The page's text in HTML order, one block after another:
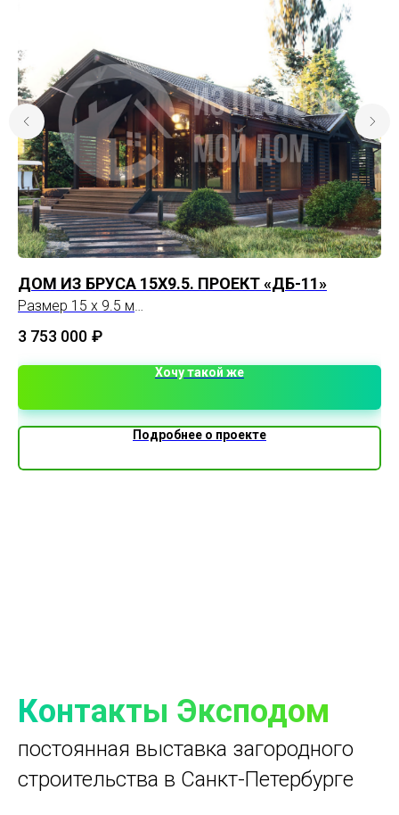
ДОМ ИЗ БРУСА 15Х9.5. ПРОЕКТ «ДБ-11»
Размер 15 x 9.5 м
Этаж 1 этаж
3 753 000 ₽
Хочу такой же
Подробнее о проекте
Контакты Эксподом
постоянная выставка загородного
строительства в Санкт-Петербурге